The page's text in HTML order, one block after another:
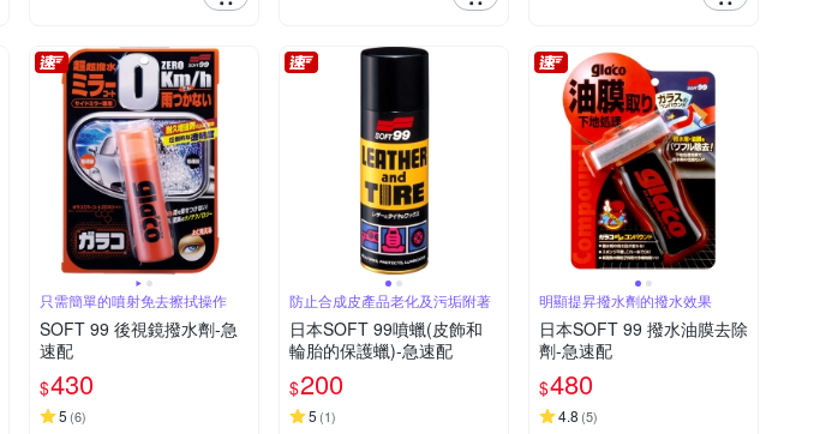
只需簡單的噴射免去擦拭操作
SOFT 99 後視鏡撥水劑-急
速配
$430
5 (6)
防止合成皮產品老化及污垢附著
日本SOFT 99噴蠟(皮飾和
輪胎的保護蠟)-急速配
$200
5 (1)
明顯提昇撥水劑的撥水效果
日本SOFT 99 撥水油膜去除
劑-急速配
$480
4.8 (5)